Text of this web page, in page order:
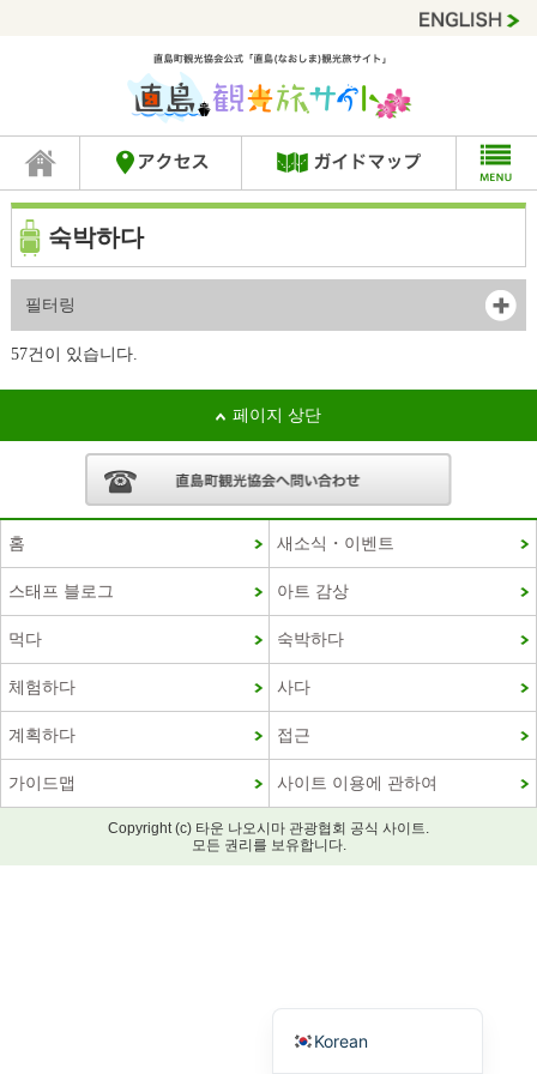
숙박하다
필터링
57건이 있습니다.
페이지 상단
홈 새소식・이벤트
스태프 블로그 아트 감상
먹다 숙박하다
체험하다 사다
계획하다 접근
가이드맵 사이트 이용에 관하여
Copyright (c) 타운 나오시마 관광협회 공식 사이트.
모든 권리를 보유합니다.
Korean
French